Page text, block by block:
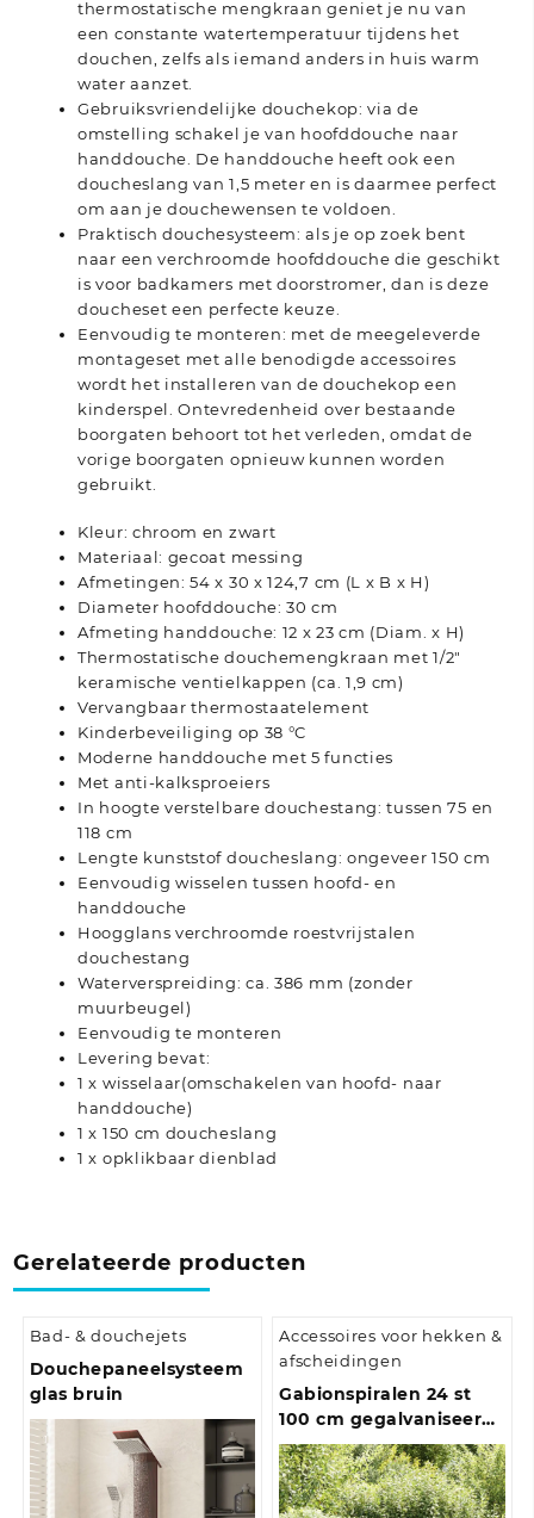
thermostatische mengkraan geniet je nu van
een constante watertemperatuur tijdens het
douchen, zelfs als iemand anders in huis warm
water aanzet.
Gebruiksvriendelijke douchekop: via de
omstelling schakel je van hoofddouche naar
handdouche. De handdouche heeft ook een
doucheslang van 1,5 meter en is daarmee perfect
om aan je douchewensen te voldoen.
Praktisch douchesysteem: als je op zoek bent
naar een verchroomde hoofddouche die geschikt
is voor badkamers met doorstromer, dan is deze
doucheset een perfecte keuze.
Eenvoudig te monteren: met de meegeleverde
montageset met alle benodigde accessoires
wordt het installeren van de douchekop een
kinderspel. Ontevredenheid over bestaande
boorgaten behoort tot het verleden, omdat de
vorige boorgaten opnieuw kunnen worden
gebruikt.
Kleur: chroom en zwart
Materiaal: gecoat messing
Afmetingen: 54 x 30 x 124,7 cm (L x B x H)
Diameter hoofddouche: 30 cm
Afmeting handdouche: 12 x 23 cm (Diam. x H)
Thermostatische douchemengkraan met 1/2″
keramische ventielkappen (ca. 1,9 cm)
Vervangbaar thermostaatelement
Kinderbeveiliging op 38 °C
Moderne handdouche met 5 functies
Met anti-kalksproeiers
In hoogte verstelbare douchestang: tussen 75 en
118 cm
Lengte kunststof doucheslang: ongeveer 150 cm
Eenvoudig wisselen tussen hoofd- en
handdouche
Hoogglans verchroomde roestvrijstalen
douchestang
Waterverspreiding: ca. 386 mm (zonder
muurbeugel)
Eenvoudig te monteren
Levering bevat:
1 x wisselaar(omschakelen van hoofd- naar
handdouche)
1 x 150 cm doucheslang
1 x opklikbaar dienblad
Gerelateerde producten
Bad- & douchejets
Douchepaneelsysteem
glas bruin
Accessoires voor hekken &
afscheidingen
Gabionspiralen 24 st
100 cm gegalvaniseerd
staal